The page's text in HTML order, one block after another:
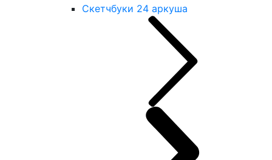
Скетчбуки 24 аркуша